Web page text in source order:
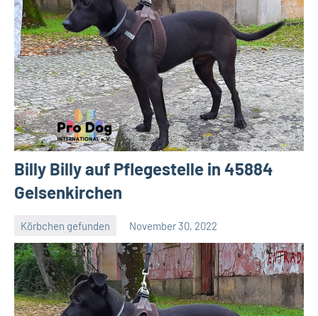
Billy Billy auf Pflegestelle in 45884
Gelsenkirchen
Körbchen gefunden November 30, 2022